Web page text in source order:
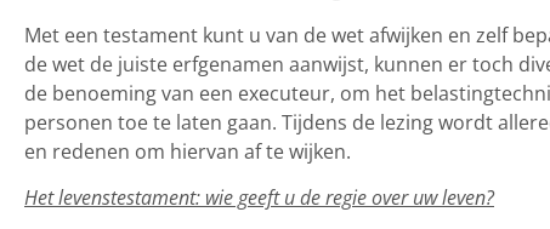
Met een testament kunt u van de wet afwijken en zelf
de wet de juiste erfgenamen aanwijst, kunnen er toch
de benoeming van een executeur, om het
personen toe te laten gaan. Tijdens de lezing wordt
en redenen om hiervan af te wijken.
Het levenstestament: wie geeft u de regie over uw leven?